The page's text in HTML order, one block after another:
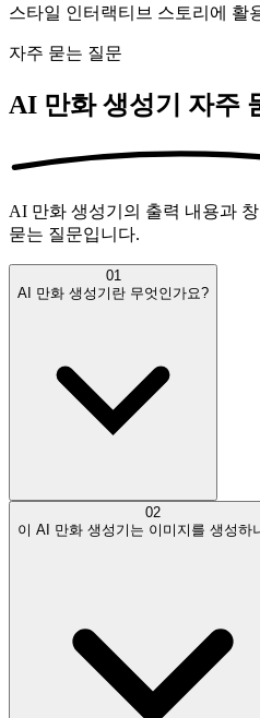
스타일 인터랙티브 스토리에 활
자주 묻는 질문
AI 만화 생성기 자주
AI 만화 생성기의 출력 내용과
묻는 질문입니다.
01
AI 만화 생성기란 무엇인가요?
02
이 AI 만화 생성기는 이미지를 생성하